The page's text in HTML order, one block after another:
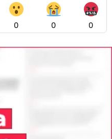
0 0 0